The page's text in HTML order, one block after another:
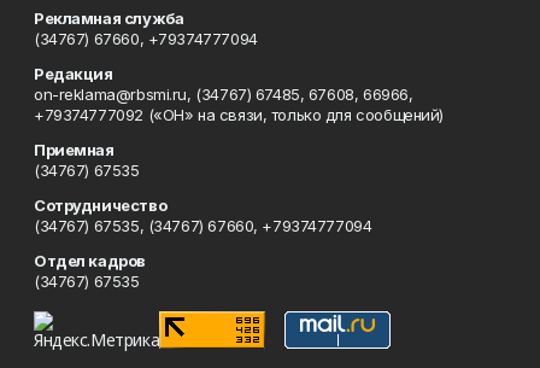
Рекламная служба
(34767) 67660, +79374777094
Редакция
on-reklama@rbsmi.ru, (34767) 67485, 67608, 66966,
+79374777092 («ОН» на связи, только для сообщений)
Приемная
(34767) 67535
Сотрудничество
(34767) 67535, (34767) 67660, +79374777094
Отдел кадров
(34767) 67535